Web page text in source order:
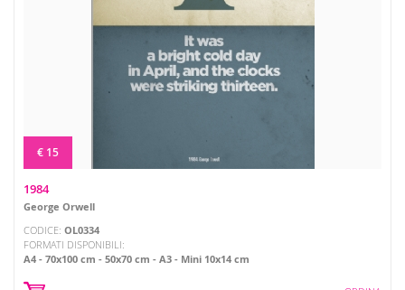
€ 15
1984
George Orwell
CODICE: OL0334
FORMATI DISPONIBILI:
A4
70x100 cm 50x70 cm A3 Mini 10x14 cm